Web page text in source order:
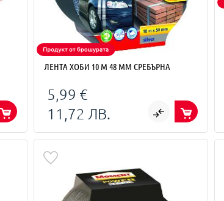
ЛЕНТА ХОБИ 10 M 48 MM СРЕБЪРНА
5,99 €
11,72 ЛВ.